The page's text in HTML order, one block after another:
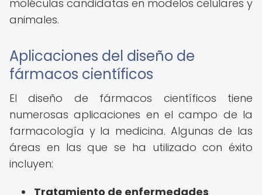
moléculas candidatas en modelos celulares y
animales.
Aplicaciones del diseño de
fármacos científicos
El diseño de fármacos científicos tiene
numerosas aplicaciones en el campo de la
farmacología y la medicina. Algunas de las
áreas en las que se ha utilizado con éxito
incluyen:
Tratamiento de enfermedades